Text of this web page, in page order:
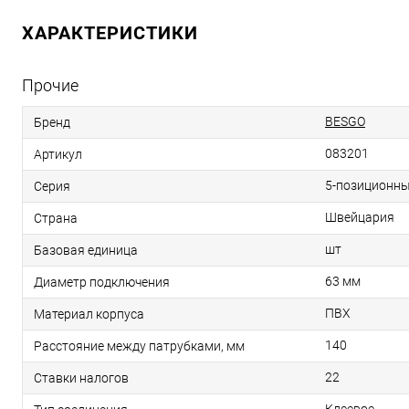
ХАРАКТЕРИСТИКИ
Прочие
Бренд BESGO
Артикул 083201
Серия 5-
Страна Швейцария
Базовая единица шт
Диаметр подключения 63 мм
Материал корпуса ПВХ
Расстояние между патрубками, мм 140
Ставки налогов 22